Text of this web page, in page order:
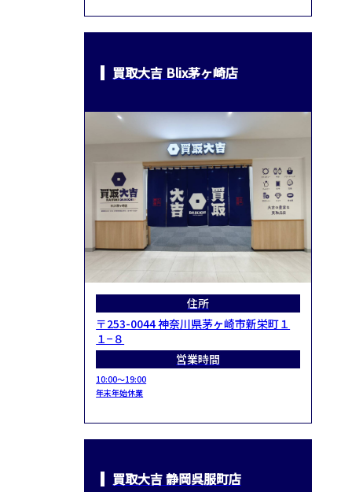
買取大吉 Blix茅ヶ崎店
住所
〒253-0044 神奈川県茅ヶ崎市新栄町１
１−８
営業時間
10:00～19:00
年末年始休業
買取大吉 静岡呉服町店